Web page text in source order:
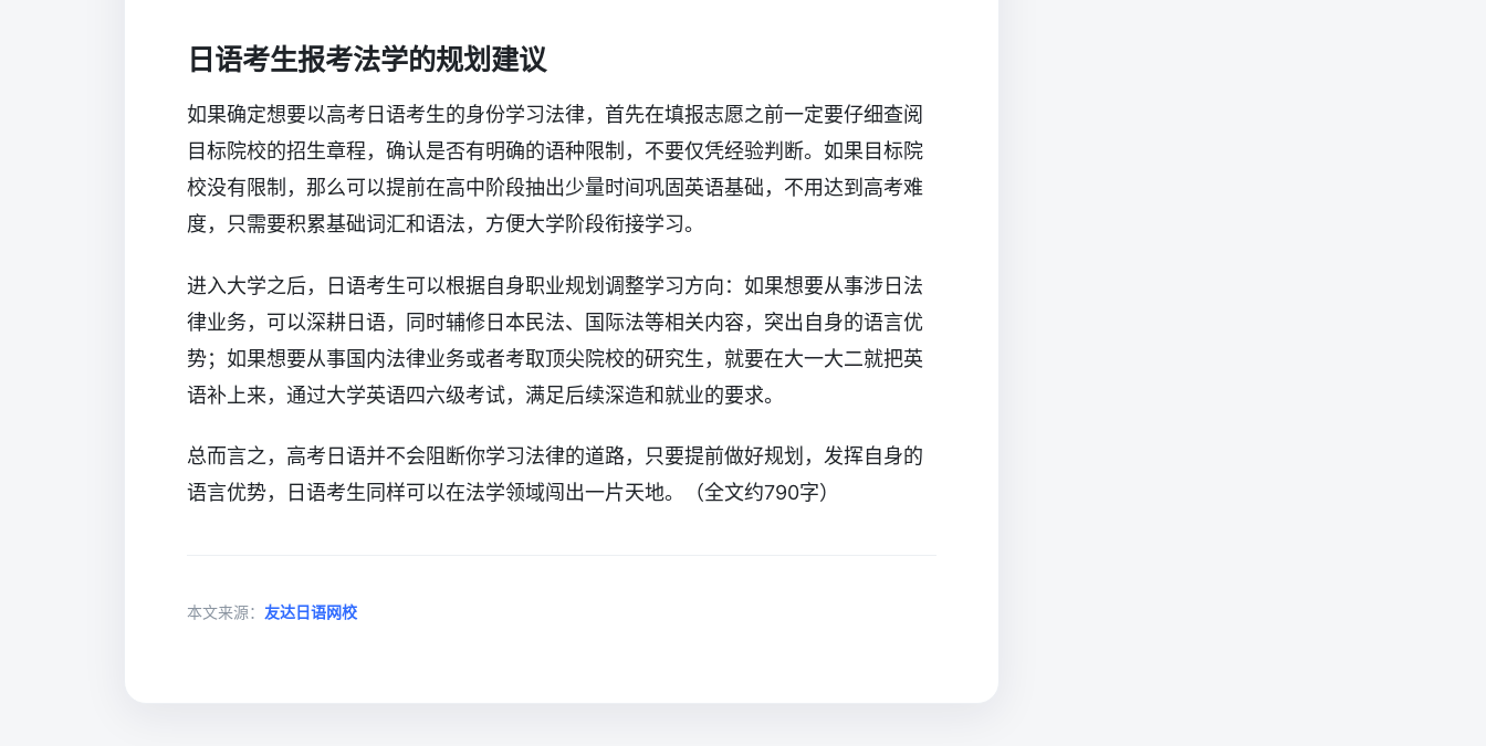
日语考生报考法学的规划建议
如果确定想要以高考日语考生的身份学习法律，首先在填报志愿之前一定要仔细查阅
目标院校的招生章程，确认是否有明确的语种限制，不要仅凭经验判断。如果目标院
校没有限制，那么可以提前在高中阶段抽出少量时间巩固英语基础，不用达到高考难
度，只需要积累基础词汇和语法，方便大学阶段衔接学习。
进入大学之后，日语考生可以根据自身职业规划调整学习方向：如果想要从事涉日法
律业务，可以深耕日语，同时辅修日本民法、国际法等相关内容，突出自身的语言优
势；如果想要从事国内法律业务或者考取顶尖院校的研究生，就要在大一大二就把英
语补上来，通过大学英语四六级考试，满足后续深造和就业的要求。
总而言之，高考日语并不会阻断你学习法律的道路，只要提前做好规划，发挥自身的
语言优势，日语考生同样可以在法学领域闯出一片天地。（全文约790字）
本文来源： 友达日语网校